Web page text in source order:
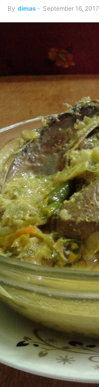
By dimas - September 16, 2017